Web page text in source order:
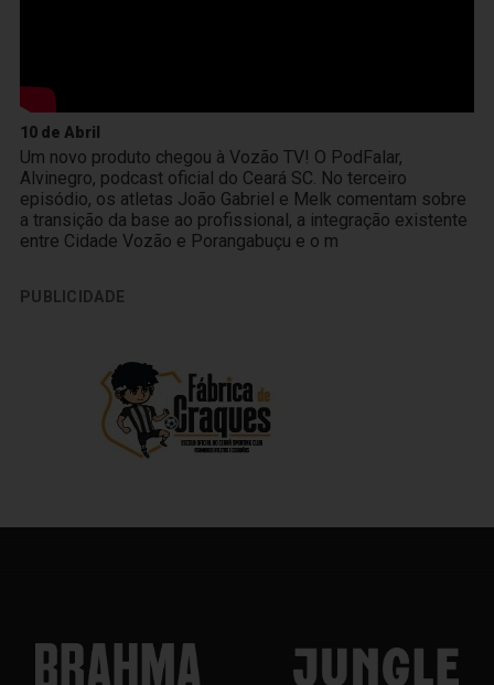
10 de Abril
Um novo produto chegou à Vozão TV! O PodFalar,
Alvinegro, podcast oficial do Ceará SC. No terceiro
episódio, os atletas João Gabriel e Melk comentam sobre
a transição da base ao profissional, a integração existente
entre Cidade Vozão e Porangabuçu e o m
PUBLICIDADE